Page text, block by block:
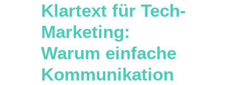
Klartext für Tech-
Marketing:
Warum einfache
Kommunikation